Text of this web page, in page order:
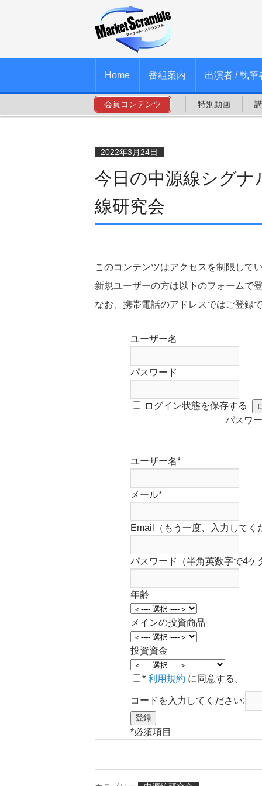
Home 番組案内 出演者 / 執筆
会員コンテンツ 特別動画
今日の中源線シグナ
線研究会
2022年3月24日
このコンテンツはアクセスを制限して
新規ユーザーの方は以下のフォームで
なお、携帯電話のアドレスではご登録で
ユーザー名
パスワード
ログイン状態を保存する
パスワ
ユーザー名*
メール*
Email（もう一度、入力してく
パスワード（半角英数字で4ケ
年齢
メインの投資商品
投資資金
* 利用規約 に同意する。
コードを入力してください:
*必須項目